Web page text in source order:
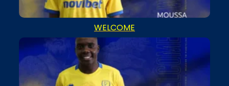
WELCOME